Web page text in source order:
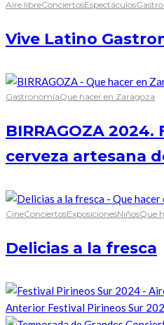
Aire libreConciertosEspectáculos
Vive Latino
GastronomíaQue hacer en Zaragoza
BIRRAGOZA 2024.
cerveza artesana
CineConciertosExposicionesNiñosQue
Delicias a la fresca
Anterior Festival Pirineos Sur